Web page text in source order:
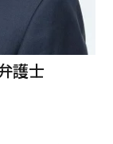
護士